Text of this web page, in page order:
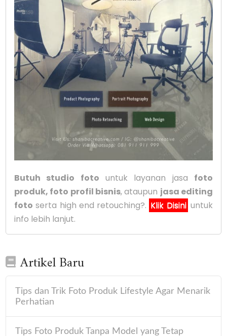
Butuh studio foto untuk layanan jasa foto
produk, foto profil bisnis, ataupun jasa editing
foto serta high end retouching?. Klik Disini untuk
info lebih lanjut.
Artikel Baru
Tips dan Trik Foto Produk Lifestyle Agar Menarik
Perhatian
Tips Foto Produk Tanpa Model yang Tetap